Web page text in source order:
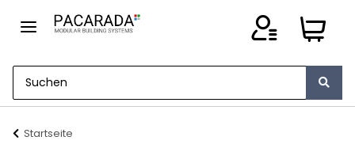
Startseite